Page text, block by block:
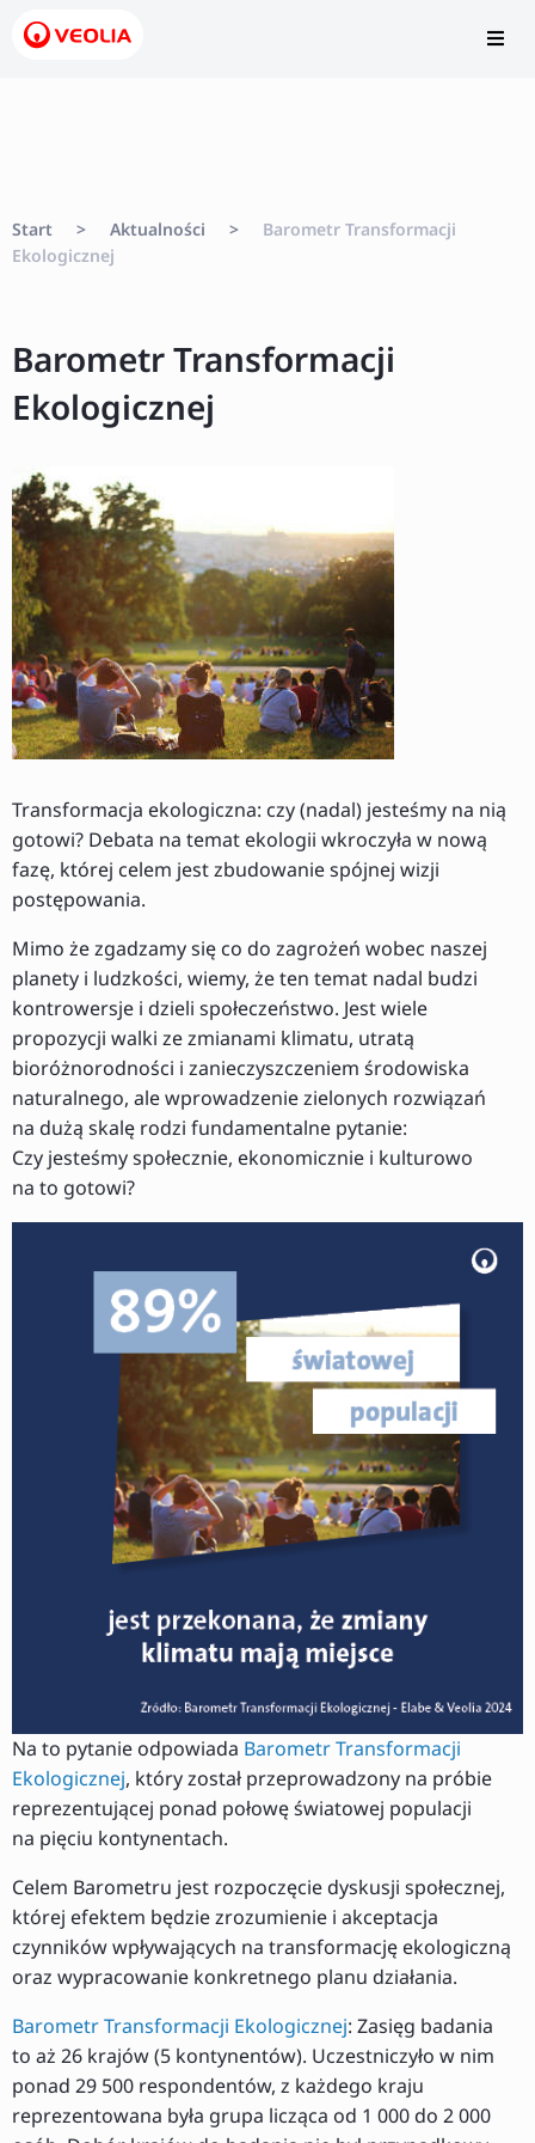
Start > Aktualności >
Barometr Transformacji
Ekologicznej
Barometr Transformacji
Ekologicznej
Transformacja ekologiczna: czy (nadal) jesteśmy na nią
gotowi? Debata na temat ekologii wkroczyła w nową
fazę, której celem jest zbudowanie spójnej wizji
postępowania.
Mimo że zgadzamy się co do zagrożeń wobec naszej
planety i ludzkości, wiemy, że ten temat nadal budzi
kontrowersje i dzieli społeczeństwo. Jest wiele
propozycji walki ze zmianami klimatu, utratą
bioróżnorodności i zanieczyszczeniem środowiska
naturalnego, ale wprowadzenie zielonych rozwiązań
na dużą skalę rodzi fundamentalne pytanie:
Czy jesteśmy społecznie, ekonomicznie i kulturowo
na to gotowi?
Na to pytanie odpowiada Barometr Transformacji
Ekologicznej, który został przeprowadzony na próbie
reprezentującej ponad połowę światowej populacji
na pięciu kontynentach.
Celem Barometru jest rozpoczęcie dyskusji społecznej,
której efektem będzie zrozumienie i akceptacja
czynników wpływających na transformację ekologiczną
oraz wypracowanie konkretnego planu działania.
Barometr Transformacji Ekologicznej: Zasięg badania
to aż 26 krajów (5 kontynentów). Uczestniczyło w nim
ponad 29 500 respondentów, z każdego kraju
reprezentowana była grupa licząca od 1 000 do 2 000